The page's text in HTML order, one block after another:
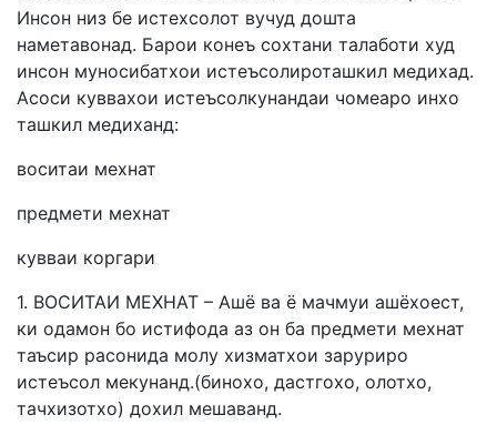
Инсон низ бе истехсолот вучуд дошта
наметавонад. Барои конеъ сохтани талаботи худ
инсон муносибатхои истеъсолироташкил медихад.
Асоси куввахои истеъсолкунандаи чомеаро инхо
ташкил медиханд:
воситаи мехнат
предмети мехнат
кувваи коргари
1. ВОСИТАИ МЕХНАТ – Ашё ва ё мачмуи ашёхоест,
ки одамон бо истифода аз он ба предмети мехнат
таъсир расонида молу хизматхои заруриро
истеъсол мекунанд.(бинохо, дастгохо, олотхо,
тачхизотхо) дохил мешаванд.